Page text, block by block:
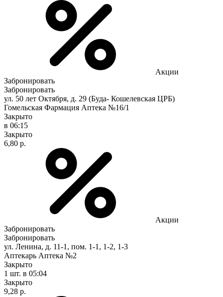
Акции
Забронировать
Забронировать
ул. 50 лет Октября, д. 29 (Буда- Кошелевская ЦРБ)
Гомельская Фармация Аптека №16/1
Закрыто
в 06:15
Закрыто
6,80 р.
Акции
Забронировать
Забронировать
ул. Ленина, д. 11-1, пом. 1-1, 1-2, 1-3
Аптекарь Аптека №2
Закрыто
1 шт. в 05:04
Закрыто
9,28 р.